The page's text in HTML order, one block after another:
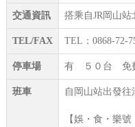
交通資訊 搭乘自JR岡山
TEL/FAX TEL：0868-72-
停車場 有 ５０台 免
班車 自岡山站出發
【娛・食・樂號